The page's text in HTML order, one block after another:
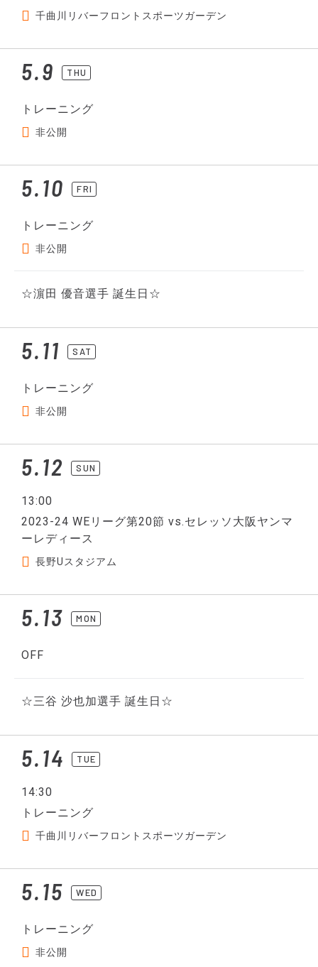
千曲川リバーフロントスポーツガーデン
5.9 THU
トレーニング
非公開
5.10 FRI
トレーニング
非公開
☆濵田 優音選手 誕生日☆
5.11 SAT
トレーニング
非公開
5.12 SUN
13:00
2023-24 WEリーグ第20節 vs.セレッソ大阪ヤンマ
ーレディース
長野Uスタジアム
5.13 MON
OFF
☆三谷 沙也加選手 誕生日☆
5.14 TUE
14:30
トレーニング
千曲川リバーフロントスポーツガーデン
5.15 WED
トレーニング
非公開